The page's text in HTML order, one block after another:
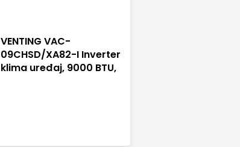
VENTING VAC-
09CHSD/XA82-I Inverter
klima uređaj, 9000 BTU,